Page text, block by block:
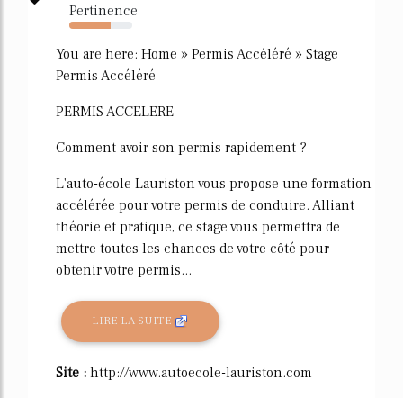
Pertinence
66%
You are here: Home » Permis Accéléré » Stage
Permis Accéléré
PERMIS ACCELERE
Comment avoir son permis rapidement ?
L'auto-école Lauriston vous propose une formation
accélérée pour votre permis de conduire. Alliant
théorie et pratique, ce stage vous permettra de
mettre toutes les chances de votre côté pour
obtenir votre permis...
LIRE LA SUITE
Site : http://www.autoecole-lauriston.com